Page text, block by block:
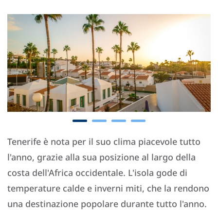
Tenerife è nota per il suo clima piacevole tutto
l'anno, grazie alla sua posizione al largo della
costa dell'Africa occidentale. L'isola gode di
temperature calde e inverni miti, che la rendono
una destinazione popolare durante tutto l'anno.